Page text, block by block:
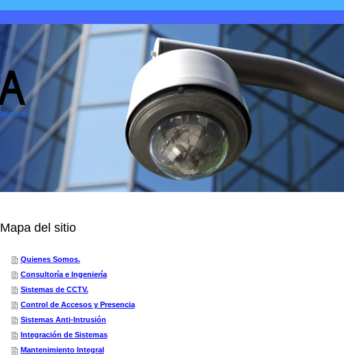
Mapa del sitio
Quienes Somos.
Consultoría e Ingeniería
Sistemas de CCTV.
Control de Accesos y Presencia
Sistemas Anti-Intrusión
Integración de Sistemas
Mantenimiento Integral